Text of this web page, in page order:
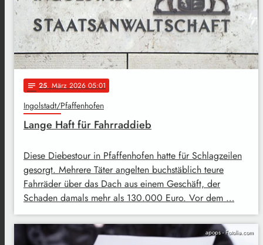
notes 25. März 2026 05:01
Ingolstadt/Pfaffenhofen
Lange Haft für Fahrraddieb
Diese Diebestour in Pfaffenhofen hatte für Schlagzeilen
gesorgt. Mehrere Täter angelten buchstäblich teure
Fahrräder über das Dach aus einem Geschäft, der
Schaden damals mehr als 130.000 Euro. Vor dem …
apops - Fotolia.com